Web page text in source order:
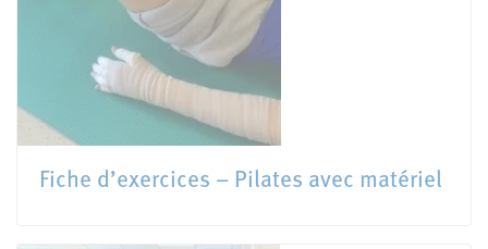
Fiche d’exercices – Pilates avec matériel